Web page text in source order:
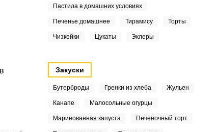
Пастила в домашних условиях
Печенье домашнее Тирамису Торты
Чизкейки Цукаты Эклеры
Закуски
Бутерброды Гренки из хлеба Жульен
Канапе Малосольные огурцы
Маринованная капуста Печеночный торт